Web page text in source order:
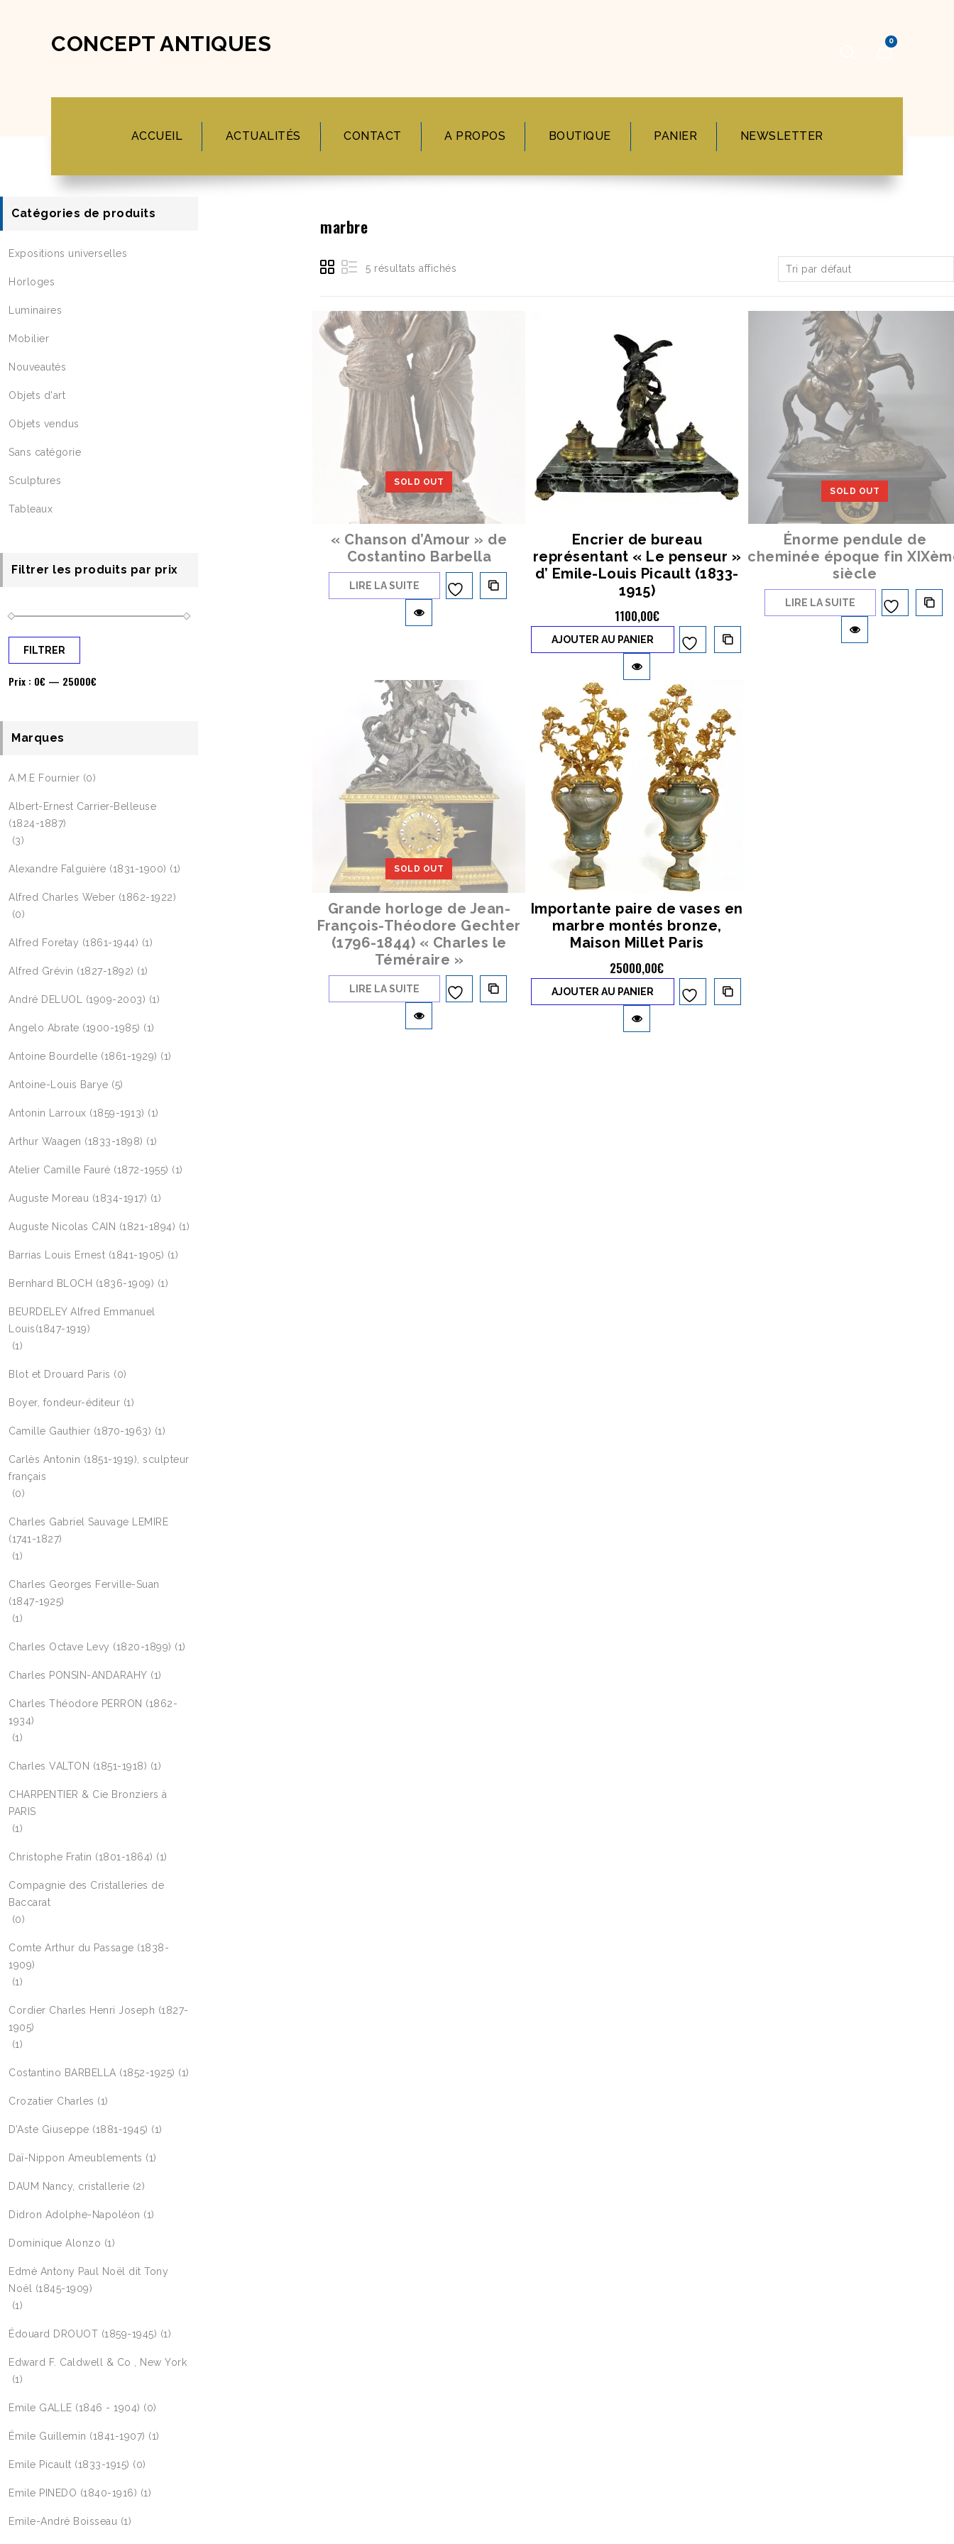
CONCEPT ANTIQUES 0
ACCUEIL ACTUALITÉS CONTACT A PROPOS BOUTIQUE PANIER NEWSLETTER
marbre
5 résultats affichés Tri par défaut
SOLD OUT
« Chanson d’Amour » de
Costantino Barbella
LIRE LA SUITE
Encrier de bureau
représentant « Le penseur »
d’ Emile-Louis Picault (1833-
1915)
1100,00€
AJOUTER AU PANIER
SOLD OUT
Énorme pendule de
cheminée époque fin
siècle
LIRE LA SUITE
SOLD OUT
Grande horloge de Jean-
François-Théodore Gechter
(1796-1844) « Charles le
Téméraire »
LIRE LA SUITE
Importante paire de vases en
marbre montés bronze,
Maison Millet Paris
25000,00€
AJOUTER AU PANIER
Catégories de produits
Expositions universelles
Horloges
Luminaires
Mobilier
Nouveautés
Objets d'art
Objets vendus
Sans catégorie
Sculptures
Tableaux
Filtrer les produits par prix
FILTRER
Prix : 0€ — 25000€
Marques
A.M.E Fournier (0)
Albert-Ernest Carrier-Belleuse
(1824-1887)
(3)
Alexandre Falguière (1831-1900) (1)
Alfred Charles Weber (1862-1922)
(0)
Alfred Foretay (1861-1944) (1)
Alfred Grévin (1827-1892) (1)
André DELUOL (1909-2003) (1)
Angelo Abrate (1900-1985) (1)
Antoine Bourdelle (1861-1929) (1)
Antoine-Louis Barye (5)
Antonin Larroux (1859-1913) (1)
Arthur Waagen (1833-1898) (1)
Atelier Camille Fauré (1872-1955) (1)
Auguste Moreau (1834-1917) (1)
Auguste Nicolas CAIN (1821-1894) (1)
Barrias Louis Ernest (1841-1905) (1)
Bernhard BLOCH (1836-1909) (1)
BEURDELEY Alfred Emmanuel
Louis(1847-1919)
(1)
Blot et Drouard Paris (0)
Boyer, fondeur-éditeur (1)
Camille Gauthier (1870-1963) (1)
Carlès Antonin (1851-1919), sculpteur
français
(0)
Charles Gabriel Sauvage LEMIRE
(1741-1827)
(1)
Charles Georges Ferville-Suan
(1847-1925)
(1)
Charles Octave Levy (1820-1899) (1)
Charles PONSIN-ANDARAHY (1)
Charles Théodore PERRON (1862-
1934)
(1)
Charles VALTON (1851-1918) (1)
CHARPENTIER & Cie Bronziers à
PARIS
(1)
Christophe Fratin (1801-1864) (1)
Compagnie des Cristalleries de
Baccarat
(0)
Comte Arthur du Passage (1838-
1909)
(1)
Cordier Charles Henri Joseph (1827-
1905)
(1)
Costantino BARBELLA (1852-1925) (1)
Crozatier Charles (1)
D’Aste Giuseppe (1881-1945) (1)
Daï-Nippon Ameublements (1)
DAUM Nancy, cristallerie (2)
Didron Adolphe-Napoléon (1)
Dominique Alonzo (1)
Edmé Antony Paul Noël dit Tony
Noël (1845-1909)
(1)
Édouard DROUOT (1859-1945) (1)
Edward F. Caldwell & Co , New York
(1)
Emile GALLE (1846 - 1904) (0)
Émile Guillemin (1841-1907) (1)
Emile Picault (1833-1915) (0)
Emile PINEDO (1840-1916) (1)
Emile-André Boisseau (1)